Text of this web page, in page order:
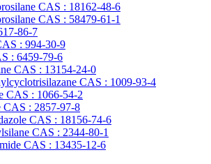
CAS : 18162-48-6
CAS : 58479-61-1
86-7
: 994-30-9
: 6459-79-6
CAS : 13154-24-0
CAS : 1009-93-4
CAS : 1066-54-2
CAS : 2857-97-8
CAS : 18156-74-6
CAS : 2344-80-1
CAS : 13435-12-6